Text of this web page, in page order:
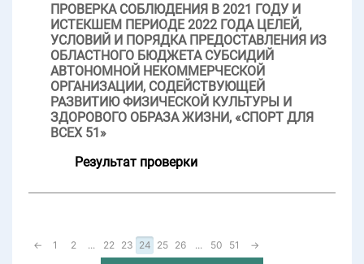
ПРОВЕРКА СОБЛЮДЕНИЯ В 2021 ГОДУ И
ИСТЕКШЕМ ПЕРИОДЕ 2022 ГОДА ЦЕЛЕЙ,
УСЛОВИЙ И ПОРЯДКА ПРЕДОСТАВЛЕНИЯ ИЗ
ОБЛАСТНОГО БЮДЖЕТА СУБСИДИЙ
АВТОНОМНОЙ НЕКОММЕРЧЕСКОЙ
ОРГАНИЗАЦИИ, СОДЕЙСТВУЮЩЕЙ
РАЗВИТИЮ ФИЗИЧЕСКОЙ КУЛЬТУРЫ И
ЗДОРОВОГО ОБРАЗА ЖИЗНИ, «СПОРТ ДЛЯ
ВСЕХ 51»
Результат проверки
← 1 2 ... 22 23 24 25 26 ... 50 51 →